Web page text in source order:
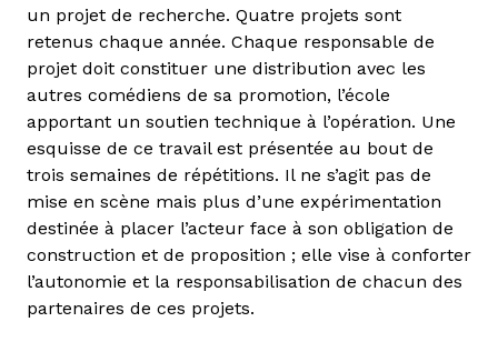
un projet de recherche. Quatre projets sont
retenus chaque année. Chaque responsable de
projet doit constituer une distribution avec les
autres comédiens de sa promotion, l’école
apportant un soutien technique à l’opération. Une
esquisse de ce travail est présentée au bout de
trois semaines de répétitions. Il ne s’agit pas de
mise en scène mais plus d’une expérimentation
destinée à placer l’acteur face à son obligation de
construction et de proposition ; elle vise à conforter
l’autonomie et la responsabilisation de chacun des
partenaires de ces projets.